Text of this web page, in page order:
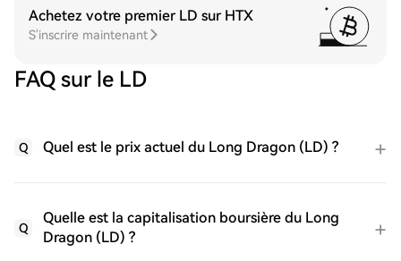
Achetez votre premier LD sur HTX
S'inscrire maintenant
FAQ sur le LD
Q Quel est le prix actuel du Long Dragon (LD) ?
Q
Quelle est la capitalisation boursière du Long
Dragon (LD) ?